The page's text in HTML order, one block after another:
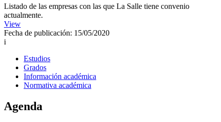
Listado de las empresas con las que La Salle tiene convenio
actualmente.
View
Fecha de publicación: 15/05/2020
i
Estudios
Grados
Información académica
Normativa académica
Agenda